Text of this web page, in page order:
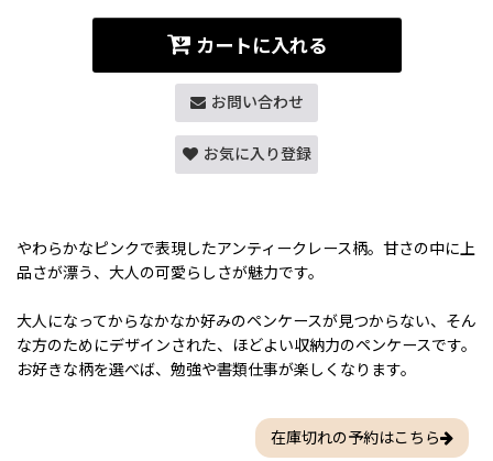
カートに入れる
お問い合わせ
お気に入り登録
やわらかなピンクで表現したアンティークレース柄。甘さの中に上
品さが漂う、大人の可愛らしさが魅力です。
大人になってからなかなか好みのペンケースが見つからない、そん
な方のためにデザインされた、ほどよい収納力のペンケースです。
お好きな柄を選べば、勉強や書類仕事が楽しくなります。
在庫切れの予約はこちら